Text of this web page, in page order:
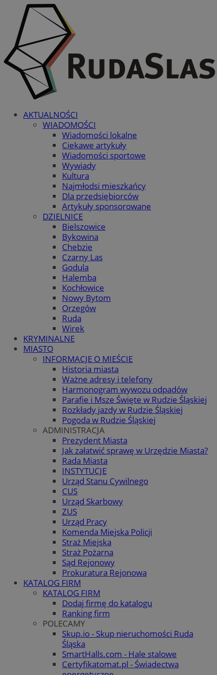
AKTUALNOŚCI
WIADOMOŚCI
Wiadomości lokalne
Ciekawe artykuły
Wiadomości sportowe
Wywiady
Kultura
Najmłodsi mieszkańcy
Dla przedsiębiorców
Artykuły sponsorowane
DZIELNICE
Bielszowice
Bykowina
Chebzie
Czarny Las
Godula
Halemba
Kochłowice
Nowy Bytom
Orzegów
Ruda
Wirek
KRYMINALNE
MIASTO
INFORMACJE O MIEŚCIE
Historia miasta
Ważne adresy i telefony
Harmonogram wywozu odpadów
Parafie i Msze Święte w Rudzie Śląskiej
Rozkłady jazdy w Rudzie Śląskiej
Pogoda w Rudzie Śląskiej
ADMINISTRACJA
Prezydent Miasta
Jak załatwić sprawę w Urzędzie Miasta?
Rada Miasta
INSTYTUCJE
Urząd Stanu Cywilnego
CUS
Urząd Skarbowy
ZUS
Urząd Pracy
Komenda Miejska Policji
Straż Miejska
Straż Pożarna
Sąd Rejonowy
Prokuratura Rejonowa
KATALOG FIRM
KATALOG FIRM
Dodaj firmę do katalogu
Ranking firm
POLECAMY
Skup.io - Skup nieruchomości Ruda
Śląska
SmartHalls.com - Hale stalowe
Certyfikatomat.pl - Świadectwa